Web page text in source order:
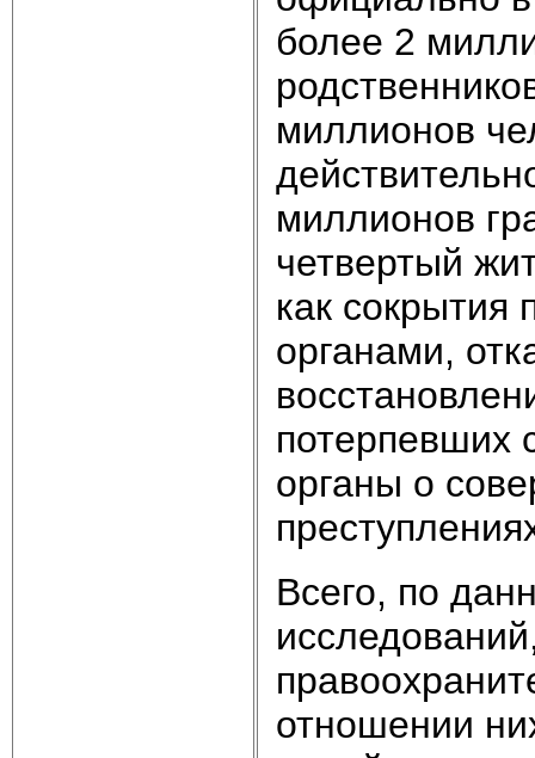
более 2
миллионов
миллионов
четвертый
как сокрытия
органами,
потерпевших
органы о
Всего, по
отношении